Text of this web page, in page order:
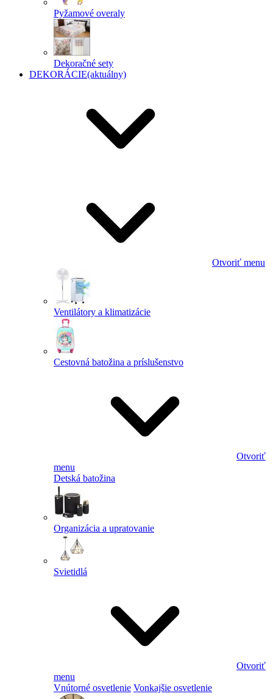
Pyžamové overaly
Dekoračné sety
DEKORÁCIE(aktuálny)
Otvoriť menu
Ventilátory a klimatizácie
Cestovná batožina a príslušenstvo
Otvoriť
menu
Detská batožina
Organizácia a upratovanie
Svietidlá
Otvoriť
menu
Vnútorné osvetlenie Vonkajšie osvetlenie